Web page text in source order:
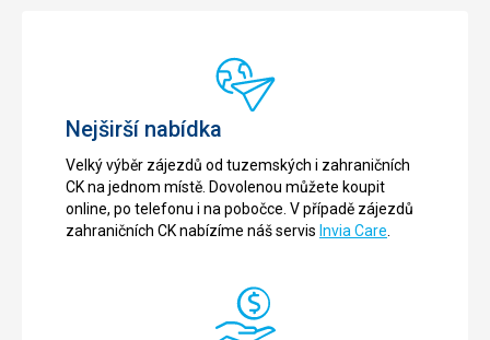
Nejširší nabídka
Velký výběr zájezdů od tuzemských i zahraničních
CK na jednom místě. Dovolenou můžete koupit
online, po telefonu i na pobočce. V případě zájezdů
zahraničních CK nabízíme náš servis Invia Care